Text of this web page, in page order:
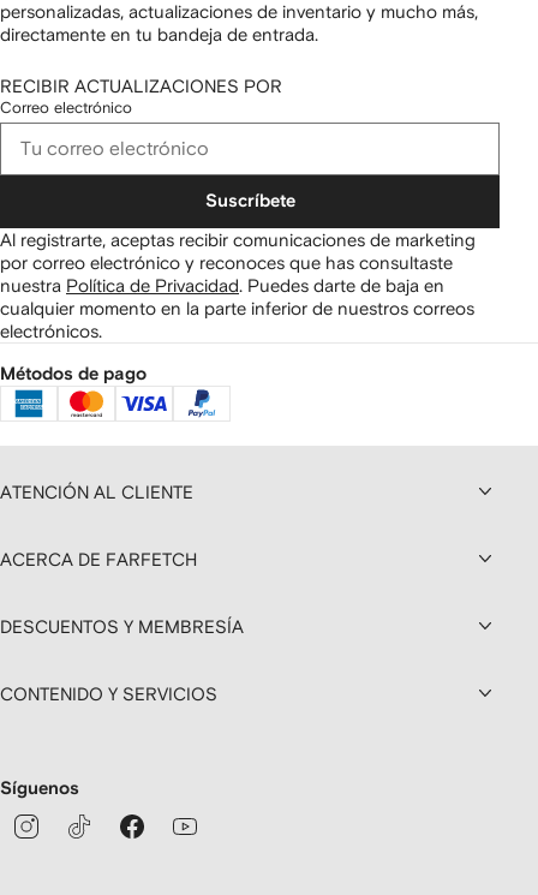
personalizadas, actualizaciones de inventario y mucho más,
directamente en tu bandeja de entrada.
RECIBIR ACTUALIZACIONES POR
Correo electrónico
Suscríbete
Al registrarte, aceptas recibir comunicaciones de marketing
por correo electrónico y reconoces que has consultaste
nuestra Política de Privacidad Puedes darte de baja en
cualquier momento en la parte inferior de nuestros correos
electrónicos.
Métodos de pago
ATENCIÓN AL CLIENTE
ACERCA DE FARFETCH
DESCUENTOS Y MEMBRESÍA
CONTENIDO Y SERVICIOS
Síguenos